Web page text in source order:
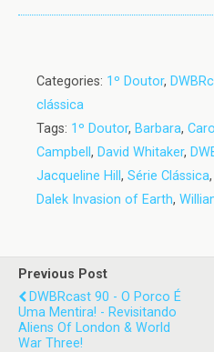
Categories: 1º Doutor,
clássica
Tags: 1º Doutor, Barbara,
Campbell , David Whitaker,
Jacqueline Hill , Série Clássica,
Dalek Invasion of Earth,
Previous Post
DWBRcast 90 - O Porco É
Uma Mentira! - Revisitando
Aliens Of London & World
War Three!